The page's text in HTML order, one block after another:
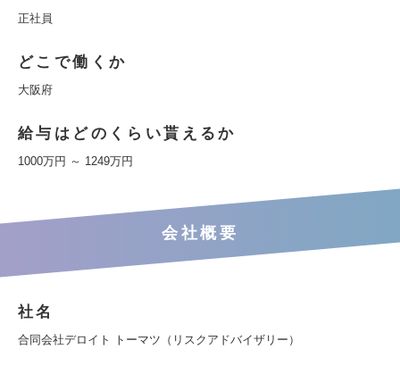
正社員
どこで働くか
大阪府
給与はどのくらい貰えるか
1000万円 ～ 1249万円
会社概要
社名
合同会社デロイト トーマツ（リスクアドバイザリー）